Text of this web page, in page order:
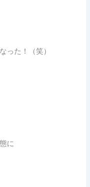
った！（笑）
に